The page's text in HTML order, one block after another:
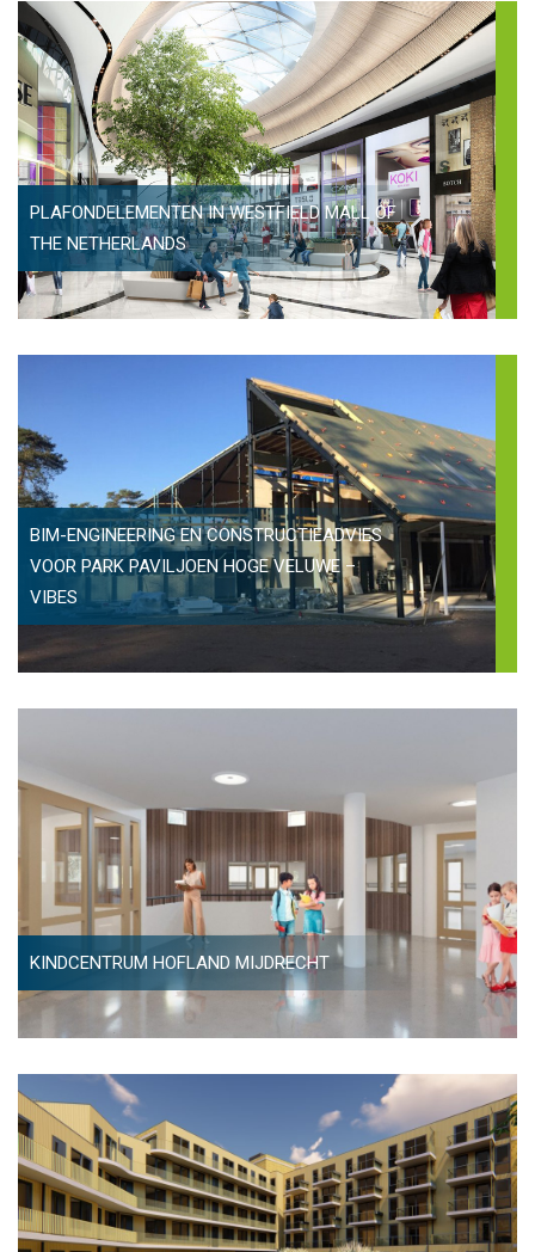
PLAFONDELEMENTEN IN WESTFIELD MALL OF
THE NETHERLANDS
BIM-ENGINEERING EN CONSTRUCTIEADVIES
VOOR PARK PAVILJOEN HOGE VELUWE –
VIBES
KINDCENTRUM HOFLAND MIJDRECHT